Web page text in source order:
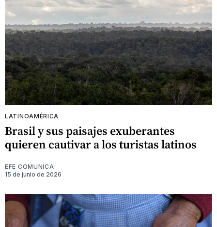
LATINOAMÉRICA
Brasil y sus paisajes exuberantes
quieren cautivar a los turistas latinos
EFE COMUNICA
15 de junio de 2026